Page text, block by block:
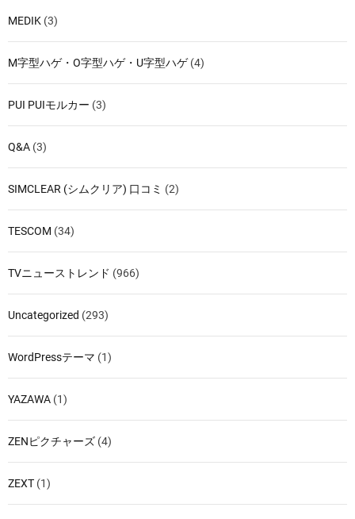
MEDIK (3)
M字型ハゲ・O字型ハゲ・U字型ハゲ(4)
PUI PUIモルカー (3)
Q&A (3)
SIMCLEAR (シムクリア) 口コミ (2)
TESCOM (34)
TVニューストレンド (966)
Uncategorized (293)
WordPressテーマ (1)
YAZAWA (1)
ZENピクチャーズ (4)
ZEXT (1)